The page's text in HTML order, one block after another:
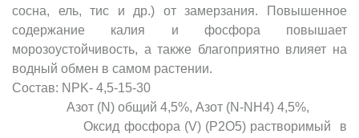
сосна, ель, тис и др.) от замерзания. Повышенное
содержание калия и фосфора повышает
морозоустойчивость, а также благоприятно влияет на
водный обмен в самом растении.
Состав: NPK- 4,5-15-30
Азот (N) общий 4,5%, Азот (N-NH4) 4,5%,
Оксид фосфора (V) (P2O5) растворимый в